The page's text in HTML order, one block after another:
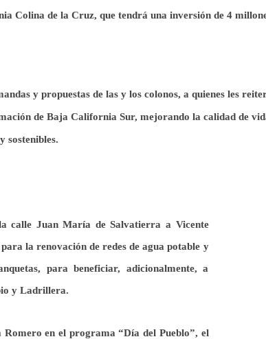
Colina de la Cruz, que tendrá una inversión de 4
y propuestas de las y los colonos, a quienes les
de Baja California Sur, mejorando la calidad de
sostenibles.
calle Juan María de Salvatierra a Vicente
para la renovación de redes de agua potable y
para beneficiar, adicionalmente, a
y Ladrillera.
en el programa “Día del Pueblo”, el